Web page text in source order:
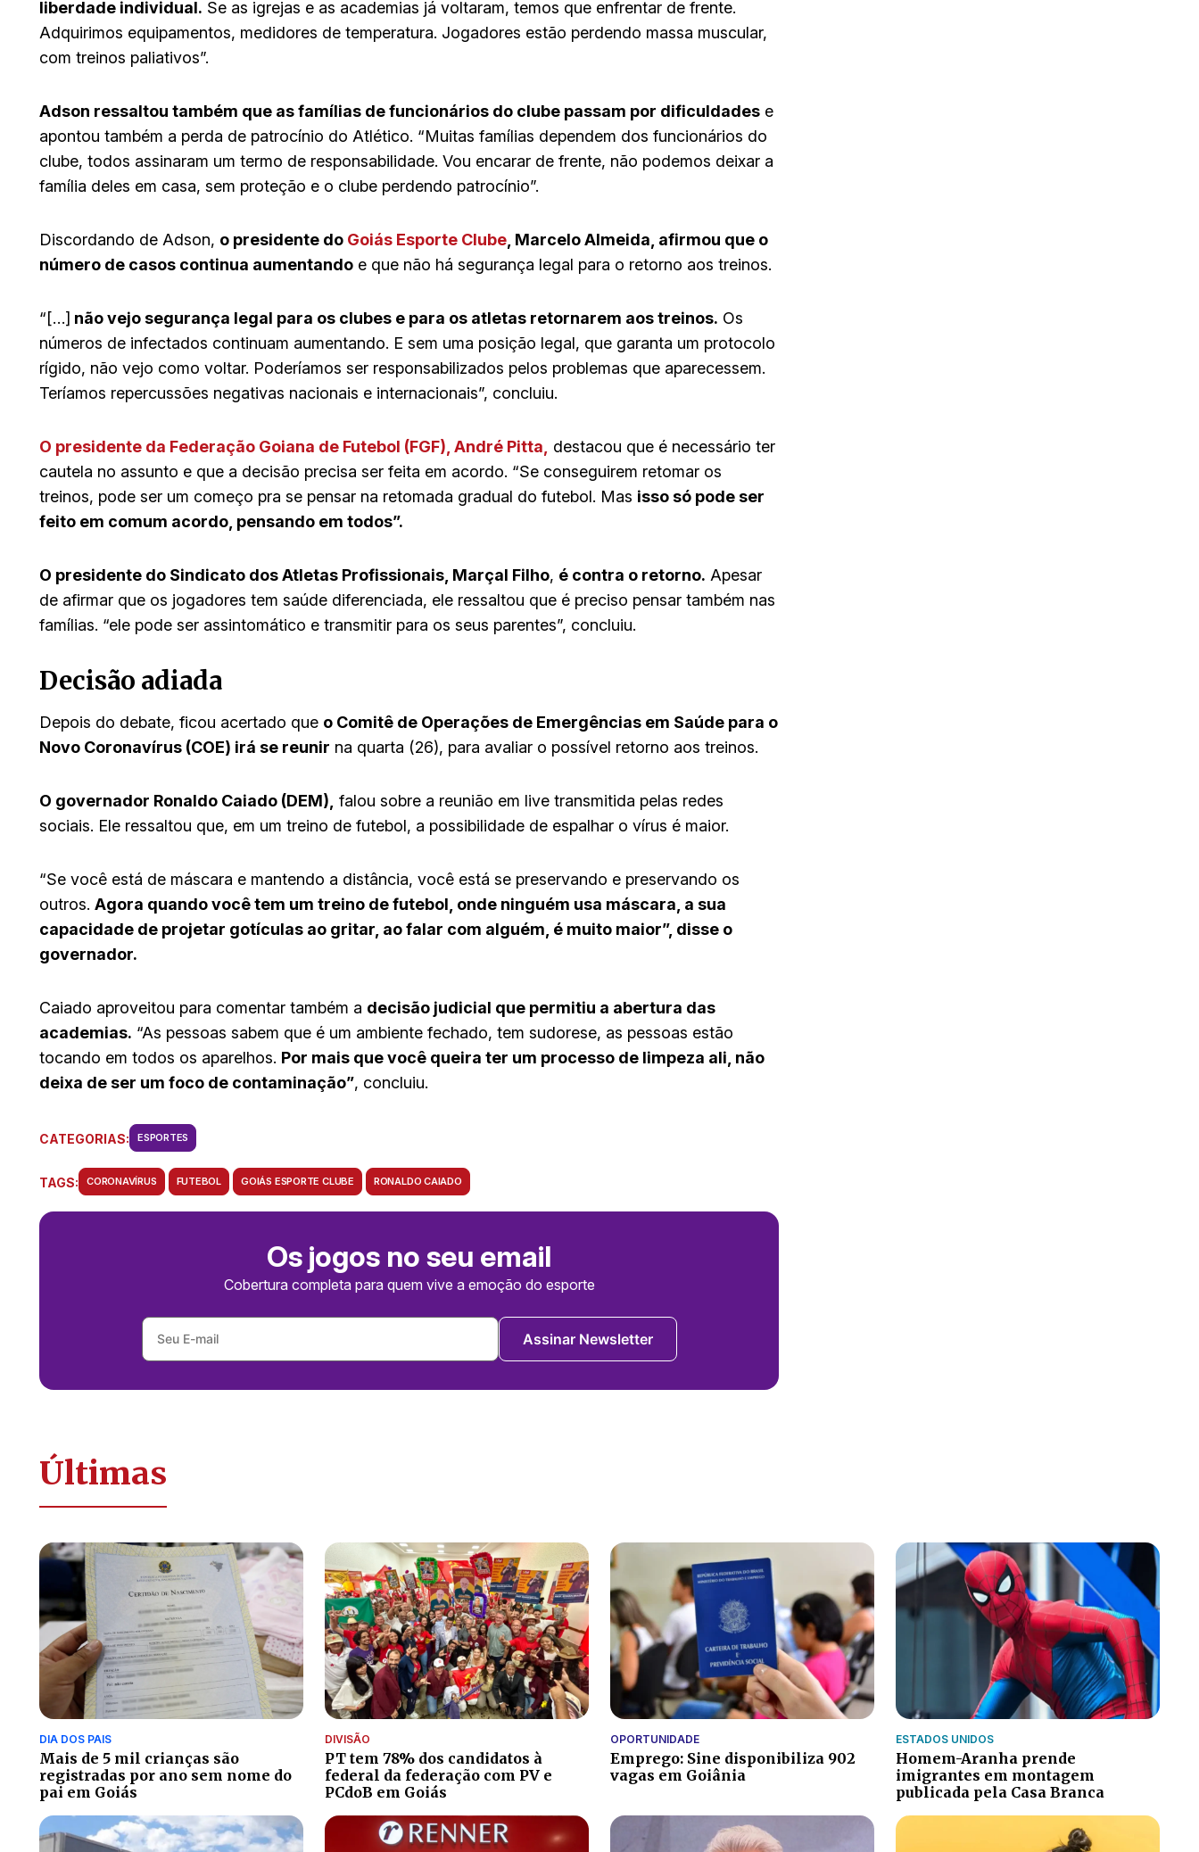
liberdade individual. Se as igrejas e as academias já voltaram, temos que enfrentar de frente.
Adquirimos equipamentos, medidores de temperatura. Jogadores estão perdendo massa muscular,
com treinos paliativos”.
Adson ressaltou também que as famílias de funcionários do clube passam por dificuldades e
apontou também a perda de patrocínio do Atlético. “Muitas famílias dependem dos funcionários do
clube, todos assinaram um termo de responsabilidade. Vou encarar de frente, não podemos deixar a
família deles em casa, sem proteção e o clube perdendo patrocínio”.
Discordando de Adson, o presidente do Goiás Esporte Clube, Marcelo Almeida, afirmou que o
número de casos continua aumentando e que não há segurança legal para o retorno aos treinos.
“[…] não vejo segurança legal para os clubes e para os atletas retornarem aos treinos. Os
números de infectados continuam aumentando. E sem uma posição legal, que garanta um protocolo
rígido, não vejo como voltar. Poderíamos ser responsabilizados pelos problemas que aparecessem.
Teríamos repercussões negativas nacionais e internacionais”, concluiu.
O presidente da Federação Goiana de Futebol (FGF), André Pitta, destacou que é necessário ter
cautela no assunto e que a decisão precisa ser feita em acordo. “Se conseguirem retomar os
treinos, pode ser um começo pra se pensar na retomada gradual do futebol. Mas isso só pode ser
feito em comum acordo, pensando em todos”.
O presidente do Sindicato dos Atletas Profissionais, Marçal Filho, é contra o retorno. Apesar
de afirmar que os jogadores tem saúde diferenciada, ele ressaltou que é preciso pensar também nas
famílias. “ele pode ser assintomático e transmitir para os seus parentes”, concluiu.
Decisão adiada
Depois do debate, ficou acertado que o Comitê de Operações de Emergências em Saúde para o
Novo Coronavírus (COE) irá se reunir na quarta (26), para avaliar o possível retorno aos treinos.
O governador Ronaldo Caiado (DEM), falou sobre a reunião em live transmitida pelas redes
sociais. Ele ressaltou que, em um treino de futebol, a possibilidade de espalhar o vírus é maior.
“Se você está de máscara e mantendo a distância, você está se preservando e preservando os
outros. Agora quando você tem um treino de futebol, onde ninguém usa máscara, a sua
capacidade de projetar gotículas ao gritar, ao falar com alguém, é muito maior”, disse o
governador.
Caiado aproveitou para comentar também a decisão judicial que permitiu a abertura das
academias. “As pessoas sabem que é um ambiente fechado, tem sudorese, as pessoas estão
tocando em todos os aparelhos. Por mais que você queira ter um processo de limpeza ali, não
deixa de ser um foco de contaminação”, concluiu.
CATEGORIAS: ESPORTES
TAGS: CORONAVÍRUS FUTEBOL GOIÁS ESPORTE CLUBE RONALDO CAIADO
Os jogos no seu email
Cobertura completa para quem vive a emoção do esporte
Assinar Newsletter
Últimas
DIA DOS PAIS
Mais de 5 mil crianças são
registradas por ano sem nome do
pai em Goiás
DIVISÃO
PT tem 78% dos candidatos à
federal da federação com PV e
PCdoB em Goiás
OPORTUNIDADE
Emprego: Sine disponibiliza 902
vagas em Goiânia
ESTADOS UNIDOS
Homem-Aranha prende
imigrantes em montagem
publicada pela Casa Branca